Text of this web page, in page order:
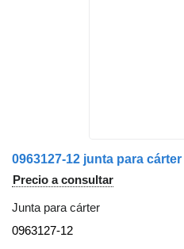
0963127-12 junta para
Precio a consultar
Junta para cárter
0963127-12